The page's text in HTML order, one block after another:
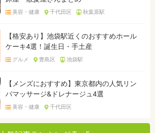
美容・健康 千代田区 秋葉原駅
【格安あり】池袋駅近くのおすすめホール
ケーキ4選！誕生日・手土産
グルメ 豊島区 池袋駅
【メンズにおすすめ】東京都内の人気リン
パマッサージ&ドレナージュ4選
美容・健康 千代田区